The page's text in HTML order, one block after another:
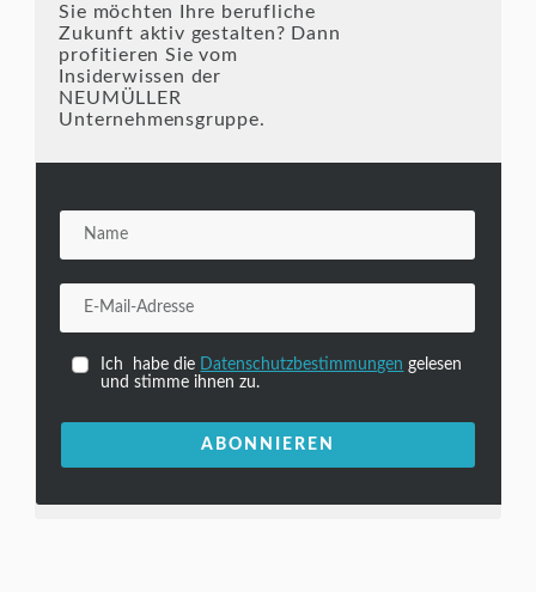
Sie möchten Ihre berufliche
Zukunft aktiv gestalten? Dann
profitieren Sie vom
Insiderwissen der
NEUMÜLLER
Unternehmensgruppe.
Ich habe die Datenschutzbestimmungen gelesen
und stimme ihnen zu.
ABONNIEREN